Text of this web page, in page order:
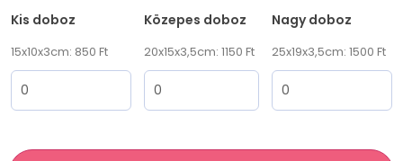
Kis doboz
15x10x3cm: 850 Ft
Közepes doboz
20x15x3,5cm: 1150 Ft
Nagy doboz
25x19x3,5cm: 1500 Ft